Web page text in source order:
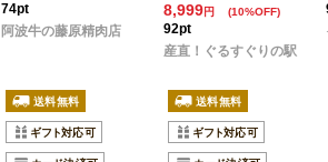
74pt
阿波牛の藤原精肉店
8,999円 (10%OFF)
92pt
産直！ぐるすぐりの駅